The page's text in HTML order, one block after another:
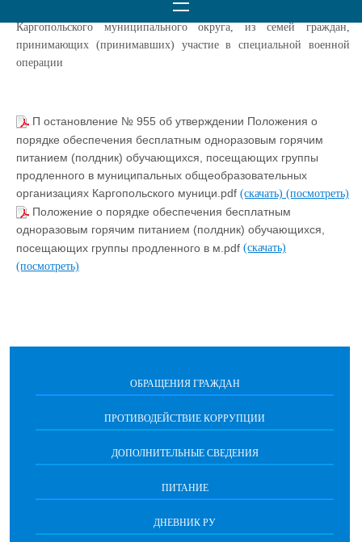
муниципальных общеобразовательных организациях
Каргопольского муниципального округа, из семей граждан,
принимающих (принимавших) участие в специальной военной
операции
П остановление № 955 об утверждении Положения о
порядке обеспечения бесплатным одноразовым горячим
питанием (полдник) обучающихся, посещающих группы
продленного в муниципальных общеобразовательных
организациях Каргопольского муници.pdf (скачать) (посмотреть)
Положение о порядке обеспечения бесплатным
одноразовым горячим питанием (полдник) обучающихся,
посещающих группы продленного в м.pdf (скачать)
(посмотреть)
ОБРАЩЕНИЯ ГРАЖДАН
ПРОТИВОДЕЙСТВИЕ КОРРУПЦИИ
ДОПОЛНИТЕЛЬНЫЕ СВЕДЕНИЯ
ПИТАНИЕ
ДНЕВНИК РУ